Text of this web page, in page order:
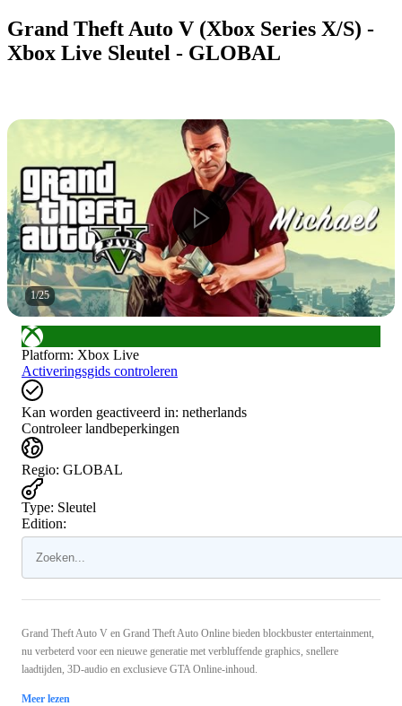
Grand Theft Auto V (Xbox Series X/S) -
Xbox Live Sleutel - GLOBAL
1/25
Platform: Xbox Live
Activeringsgids controleren
Kan worden geactiveerd in: netherlands
Controleer landbeperkingen
Regio: GLOBAL
Type: Sleutel
Edition:
Grand Theft Auto V en Grand Theft Auto Online bieden blockbuster entertainment,
nu verbeterd voor een nieuwe generatie met verbluffende graphics, snellere
laadtijden, 3D-audio en exclusieve GTA Online-inhoud.
Meer lezen